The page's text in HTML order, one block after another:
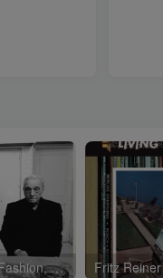
Charli xcx – Music, Fashion, FilmⒺ【48kHz／24bit】英国区